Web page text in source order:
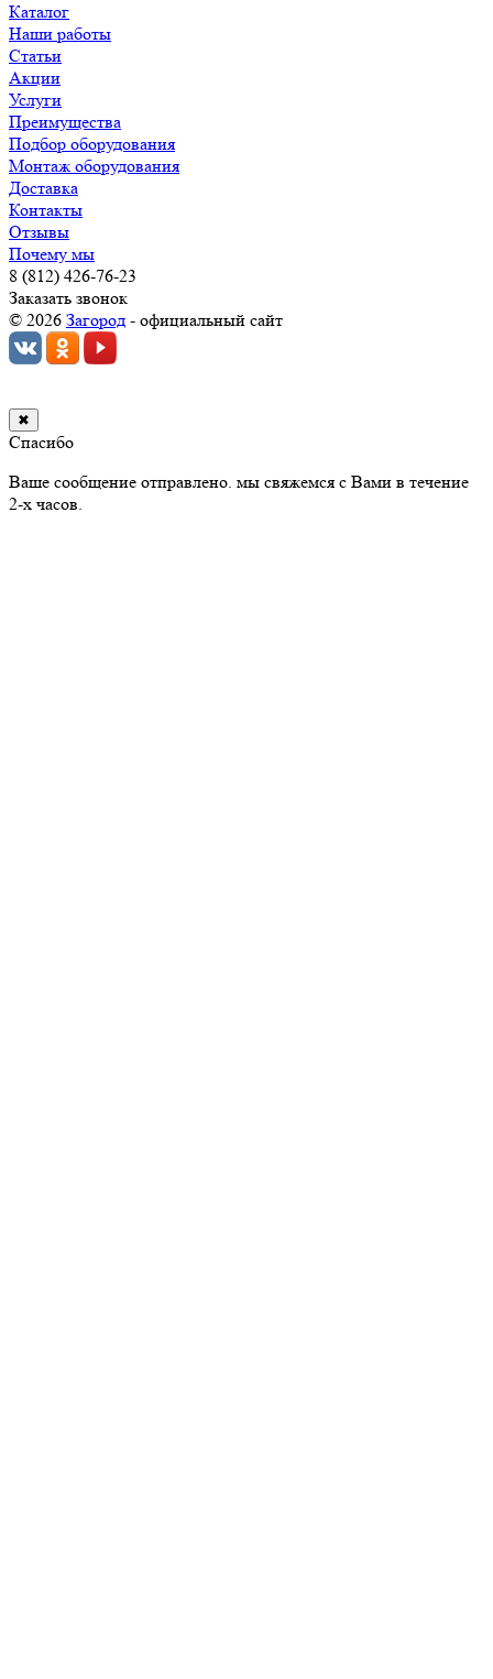
Каталог
Наши работы
Статьи
Акции
Услуги
Преимущества
Подбор оборудования
Монтаж оборудования
Доставка
Контакты
Отзывы
Почему мы
8 (812) 426-76-23
Заказать звонок
© 2026 Загород - официальный сайт
✖
Спасибо
Ваше сообщение отправлено. мы свяжемся с Вами в течение
2-х часов.